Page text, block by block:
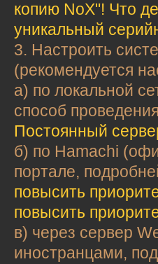
копию NoX"! Что
уникальный
3. Настроить
(рекомендуется
а) по локальной
способ
Постоянный
б) по Hamachi
портале,
повысить
повысить
в) через сервер
иностранцами,